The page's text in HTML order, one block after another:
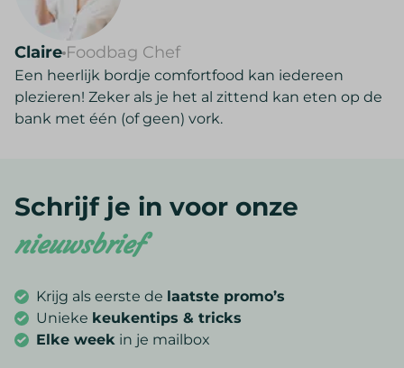
Claire Foodbag Chef
Een heerlijk bordje comfortfood kan iedereen
plezieren! Zeker als je het al zittend kan eten op de
bank met één (of geen) vork.
Schrijf je in voor onze
nieuwsbrief
Krijg als eerste de laatste promo’s
Unieke keukentips & tricks
Elke week in je mailbox